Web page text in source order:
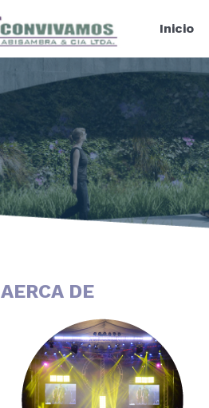
Inicio
AERCA DE